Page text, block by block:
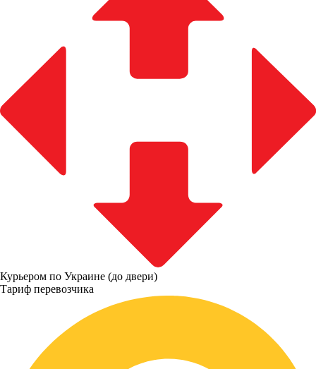
Курьером по Украине (до двери)
Тариф перевозчика